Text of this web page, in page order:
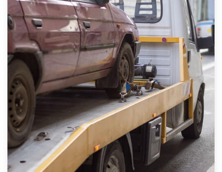
Ophaaldienst van Autosloperijen.nl. Wij kunnen uw
auto gratis ophalen in Nijhuizum. Neem telefonisch
contact op of maak een terugbelafspraak. Wilt u
direct een tweedehands auto onderdelen offerte
aanvragen? Dat kan via de Onderdelenlijn! Vul uw
kenteken in en druk op verzenden.
Wij kunnen u helpen met de inkoop van auto's van
eigenlijk alle merken, zoals Alfa Romeo, Audi, BMW,
Chevrolet, Citroën, Dacia, Fiat, Ford, Honda, Hyundai,
Kia, Mazda, Mercedes Benz, Mitsubishi, Nissan, Opel,
Peugeot, Porsche, Renault, Seat, Skoda, Suzuki, Tesla,
Toyota, Volkswagen en Volvo.